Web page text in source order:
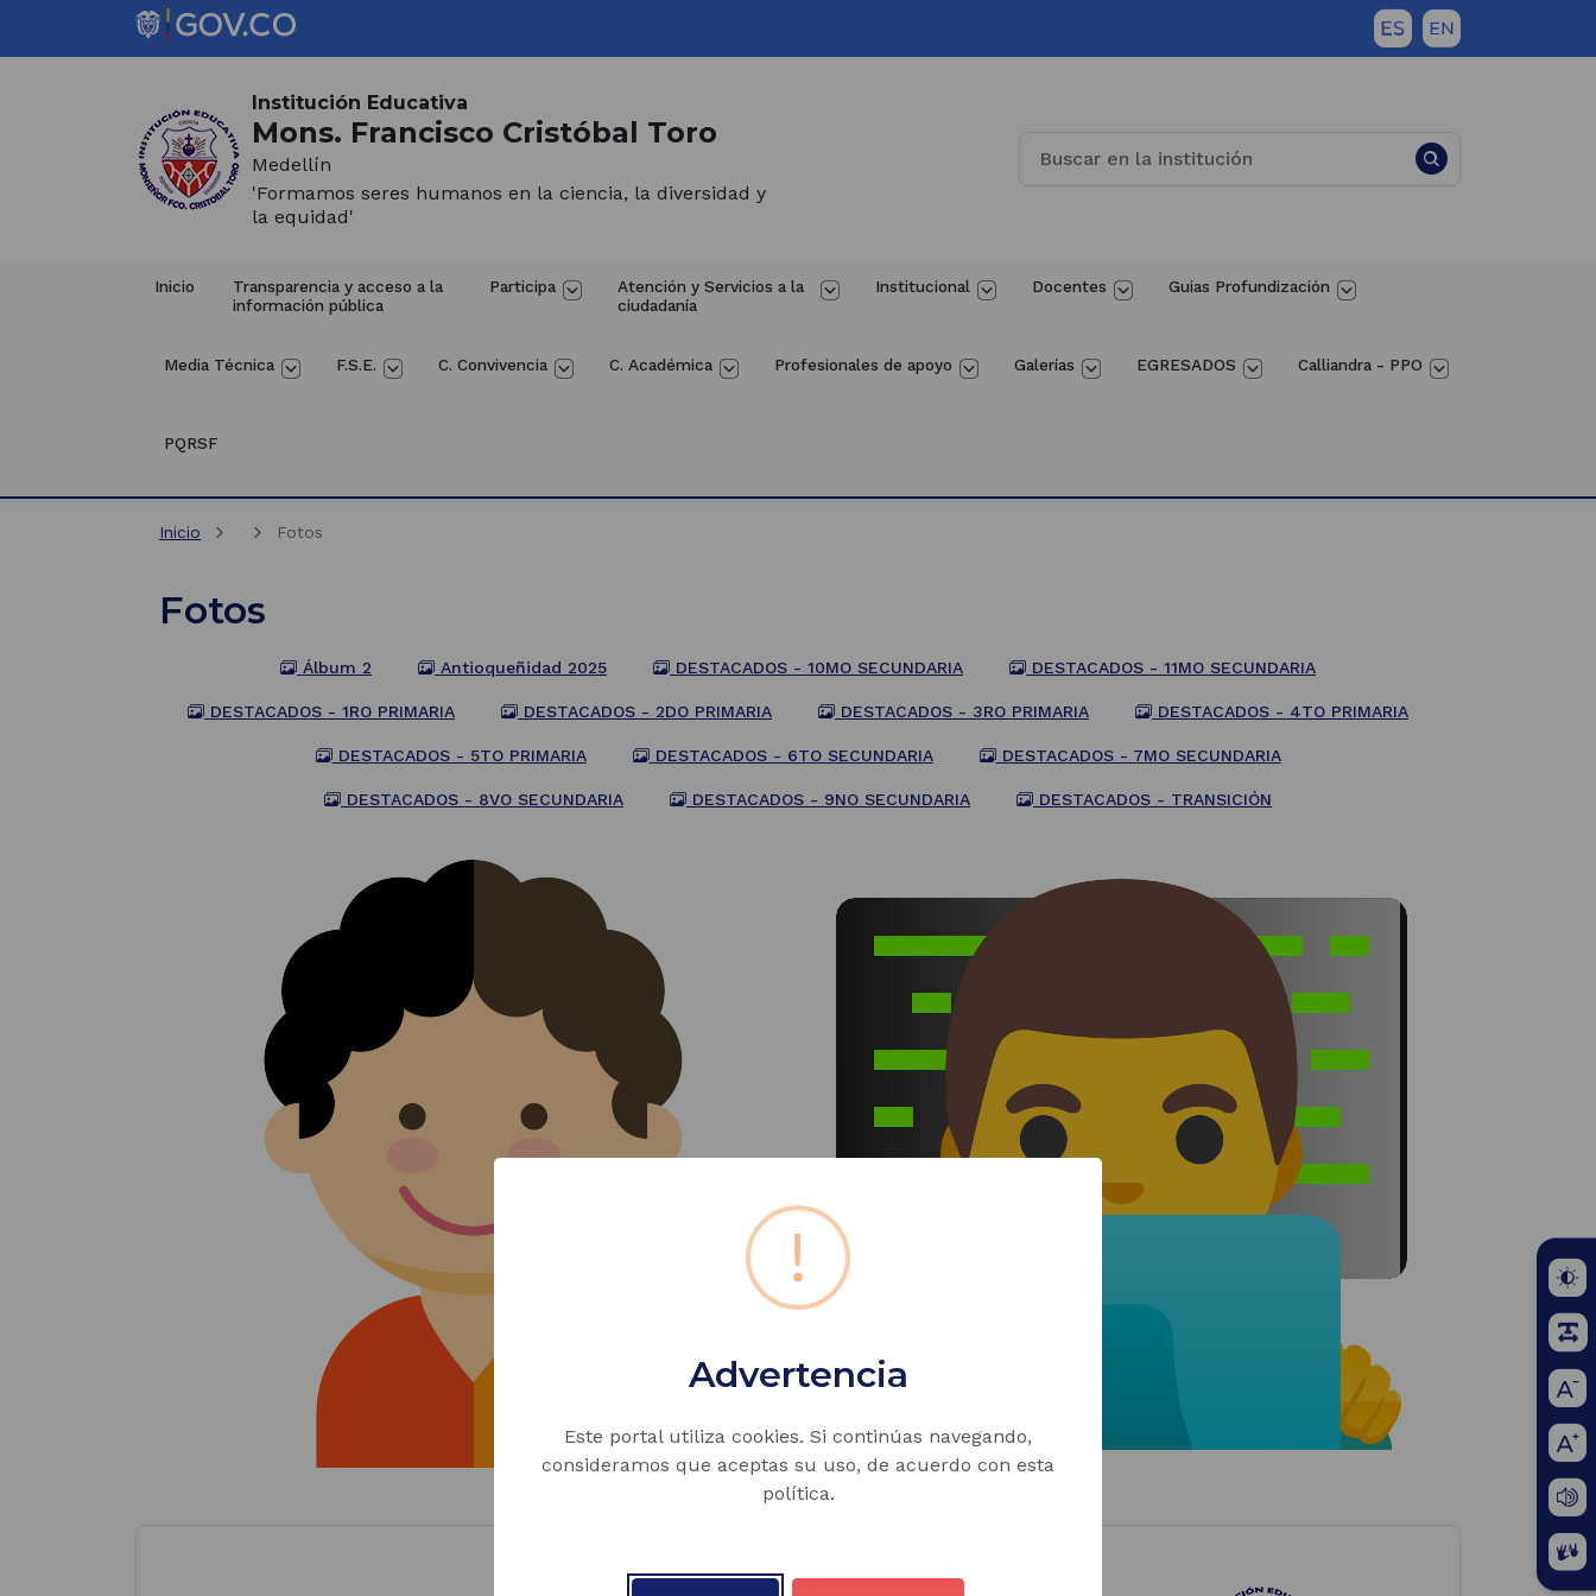
Saltar al contenido principal
(Este
abrirá
una
nueva
pestaña)
Institución Educativa
Mons. Francisco Cristóbal Toro
Medellín
'Formamos seres humanos en la ciencia, la diversidad y
la equidad'
Inicio
Transparencia y acceso a la
información pública
Participa
Atención y Servicios a la
ciudadanía
Institucional Docentes Guias Profundización
Media Técnica F.S.E. C. Convivencia C. Académica Profesionales de apoyo Galerías EGRESADOS Calliandra - PPO
PQRSF
Inicio del contenido principal
Inicio Fotos
Fotos
Álbum 2 Antioqueñidad 2025 DESTACADOS - 10MO SECUNDARIA DESTACADOS - 11MO SECUNDARIA
DESTACADOS - 1RO PRIMARIA DESTACADOS - 2DO PRIMARIA DESTACADOS - 3RO PRIMARIA DESTACADOS - 4TO PRIMARIA
DESTACADOS - 5TO PRIMARIA DESTACADOS - 6TO SECUNDARIA DESTACADOS - 7MO SECUNDARIA
DESTACADOS - 8VO SECUNDARIA DESTACADOS - 9NO SECUNDARIA DESTACADOS - TRANSICIÓN
!
Advertencia
Este portal utiliza cookies. Si continúas navegando,
consideramos que aceptas su uso, de acuerdo con esta
política.